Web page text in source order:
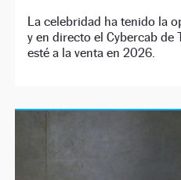
La celebridad ha tenido la
y en directo el Cybercab de
esté a la venta en 2026.